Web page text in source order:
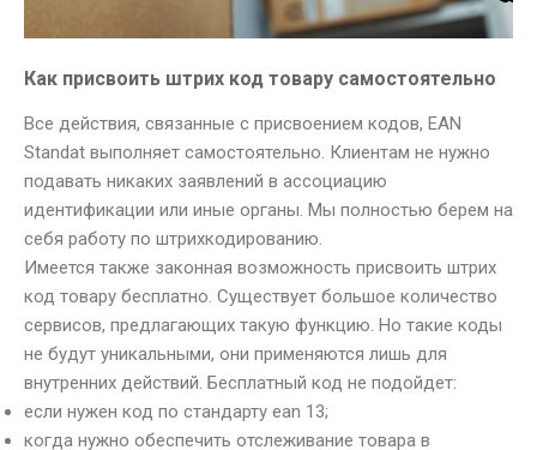
Как присвоить штрих код товару самостоятельно
Все действия, связанные с присвоением кодов, EAN
Standat выполняет самостоятельно. Клиентам не нужно
подавать никаких заявлений в ассоциацию
идентификации или иные органы. Мы полностью берем на
себя работу по штрихкодированию.
Имеется также законная возможность присвоить штрих
код товару бесплатно. Существует большое количество
сервисов, предлагающих такую функцию. Но такие коды
не будут уникальными, они применяются лишь для
внутренних действий. Бесплатный код не подойдет:
если нужен код по стандарту ean 13;
когда нужно обеспечить отслеживание товара в